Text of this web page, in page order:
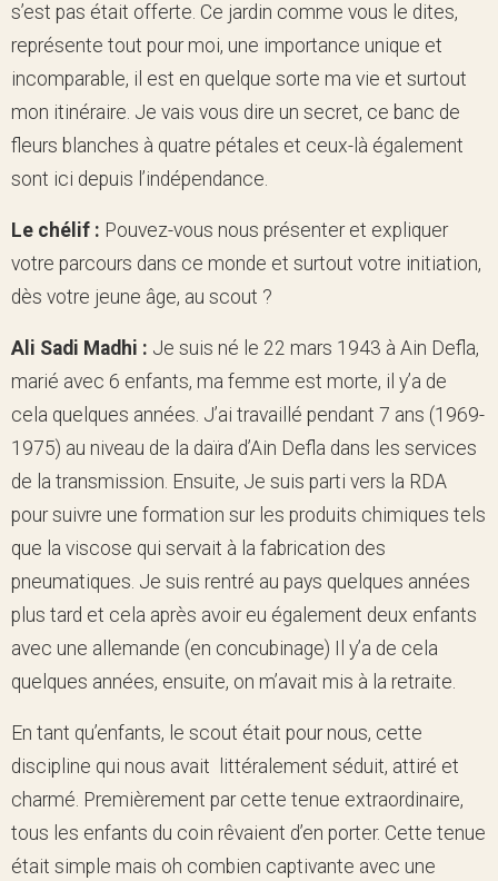
s’est pas était offerte. Ce jardin comme vous le dites,
représente tout pour moi, une importance unique et
incomparable, il est en quelque sorte ma vie et surtout
mon itinéraire. Je vais vous dire un secret, ce banc de
fleurs blanches à quatre pétales et ceux-là également
sont ici depuis l’indépendance.
Le chélif : Pouvez-vous nous présenter et expliquer
votre parcours dans ce monde et surtout votre initiation,
dès votre jeune âge, au scout ?
Ali Sadi Madhi : Je suis né le 22 mars 1943 à Ain Defla,
marié avec 6 enfants, ma femme est morte, il y’a de
cela quelques années. J’ai travaillé pendant 7 ans (1969-
1975) au niveau de la daïra d’Ain Defla dans les services
de la transmission. Ensuite, Je suis parti vers la RDA
pour suivre une formation sur les produits chimiques tels
que la viscose qui servait à la fabrication des
pneumatiques. Je suis rentré au pays quelques années
plus tard et cela après avoir eu également deux enfants
avec une allemande (en concubinage) Il y’a de cela
quelques années, ensuite, on m’avait mis à la retraite.
En tant qu’enfants, le scout était pour nous, cette
discipline qui nous avait littéralement séduit, attiré et
charmé. Premièrement par cette tenue extraordinaire,
tous les enfants du coin rêvaient d’en porter. Cette tenue
était simple mais oh combien captivante avec une